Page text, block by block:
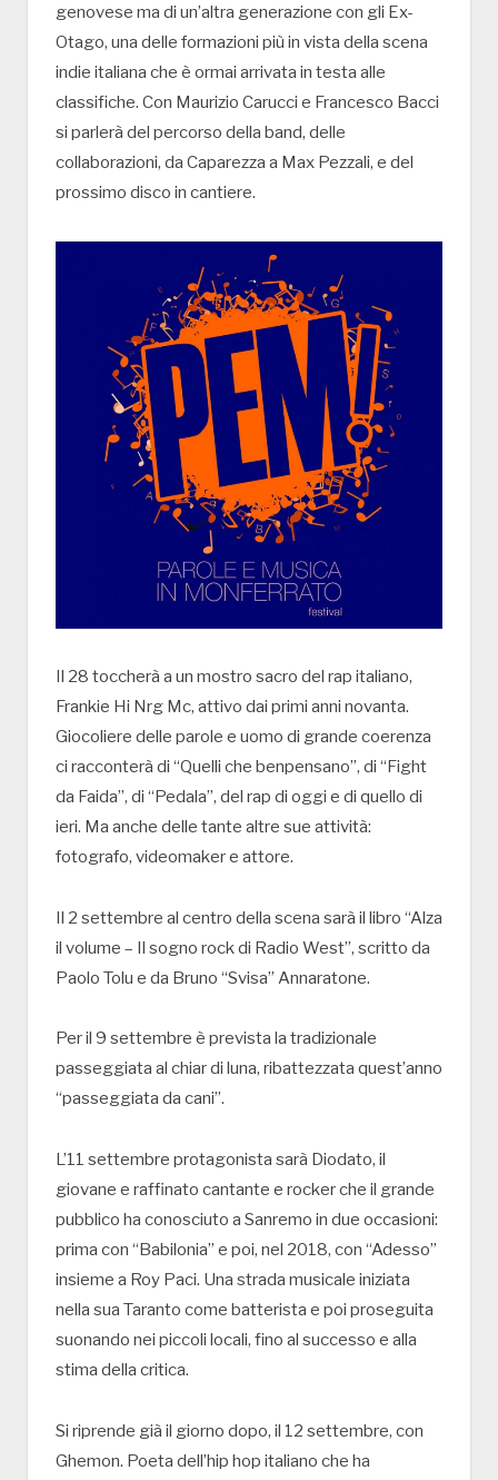
genovese ma di un’altra generazione con gli Ex-
Otago, una delle formazioni più in vista della scena
indie italiana che è ormai arrivata in testa alle
classifiche. Con Maurizio Carucci e Francesco Bacci
si parlerà del percorso della band, delle
collaborazioni, da Caparezza a Max Pezzali, e del
prossimo disco in cantiere.
Il 28 toccherà a un mostro sacro del rap italiano,
Frankie Hi Nrg Mc, attivo dai primi anni novanta.
Giocoliere delle parole e uomo di grande coerenza
ci racconterà di “Quelli che benpensano”, di “Fight
da Faida”, di “Pedala”, del rap di oggi e di quello di
ieri. Ma anche delle tante altre sue attività:
fotografo, videomaker e attore.
Il 2 settembre al centro della scena sarà il libro “Alza
il volume – Il sogno rock di Radio West”, scritto da
Paolo Tolu e da Bruno “Svisa” Annaratone.
Per il 9 settembre è prevista la tradizionale
passeggiata al chiar di luna, ribattezzata quest’anno
“passeggiata da cani”.
L’11 settembre protagonista sarà Diodato, il
giovane e raffinato cantante e rocker che il grande
pubblico ha conosciuto a Sanremo in due occasioni:
prima con “Babilonia” e poi, nel 2018, con “Adesso”
insieme a Roy Paci. Una strada musicale iniziata
nella sua Taranto come batterista e poi proseguita
suonando nei piccoli locali, fino al successo e alla
stima della critica.
Si riprende già il giorno dopo, il 12 settembre, con
Ghemon. Poeta dell’hip hop italiano che ha